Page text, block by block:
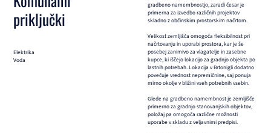
priključki
Elektrika
Voda
gradbeno namembnostjo, zaradi česar je
primerna za izvedbo različnih projektov
skladno z občinskim prostorskim načrtom.
Velikost zemljišča omogoča fleksibilnost pri
načrtovanju in uporabi prostora, kar je še
posebej zanimivo za vlagatelje in zasebne
kupce, ki iščejo lokacijo za gradnjo objekta po
lastnih potrebah. Lokacija v Brtonigli dodatno
povečuje vrednost nepremičnine, saj ponuja
mirno okolje v bližini vseh potrebnih vsebin.
Glede na gradbeno namembnost je zemljišče
primerno za gradnjo stanovanjskih objektov,
položaj pa omogoča različne možnosti
uporabe v skladu z veljavnimi predpisi.